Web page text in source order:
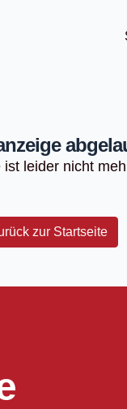
leider nicht
zur Startseite